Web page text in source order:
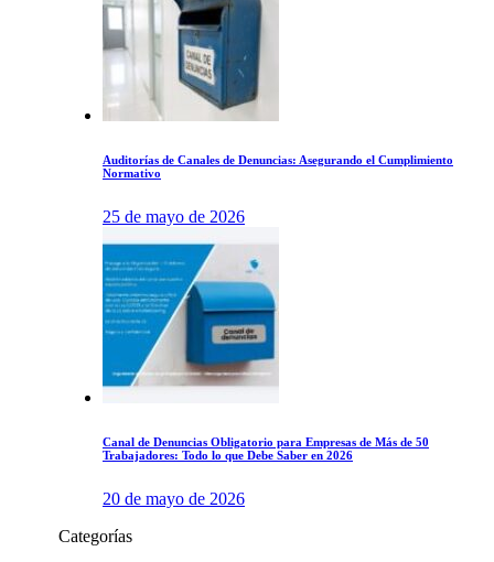
Auditorías de Canales de Denuncias: Asegurando el Cumplimiento
Normativo
25 de mayo de 2026
Canal de Denuncias Obligatorio para Empresas de Más de 50
Trabajadores: Todo lo que Debe Saber en 2026
20 de mayo de 2026
Categorías